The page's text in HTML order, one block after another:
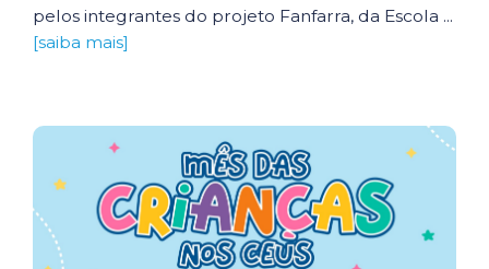
pelos integrantes do projeto Fanfarra, da Escola ...
[saiba mais]